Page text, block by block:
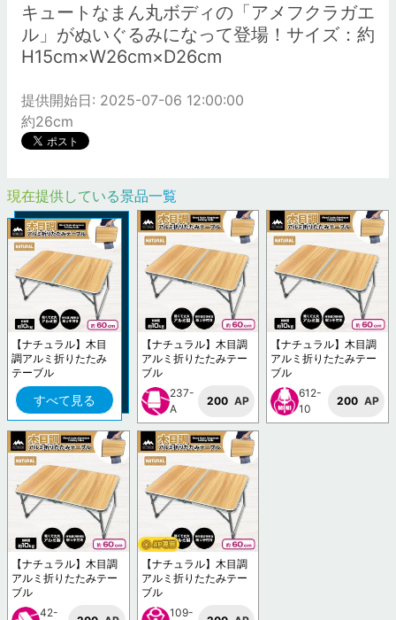
キュートなまん丸ボディの「アメフクラガエ
ル」がぬいぐるみになって登場！サイズ：約
H15cm×W26cm×D26cm
提供開始日: 2025-07-06 12:00:00
約26cm
現在提供している景品一覧
【ナチュラル】木目
調アルミ折りたたみ
テーブル
すべて見る
【ナチュラル】木目調
アルミ折りたたみテー
ブル
237-
A
200 AP
【ナチュラル】木目調
アルミ折りたたみテー
ブル
612-
10
200 AP
【ナチュラル】木目調
アルミ折りたたみテー
ブル
42-
【ナチュラル】木目調
アルミ折りたたみテー
ブル
109-